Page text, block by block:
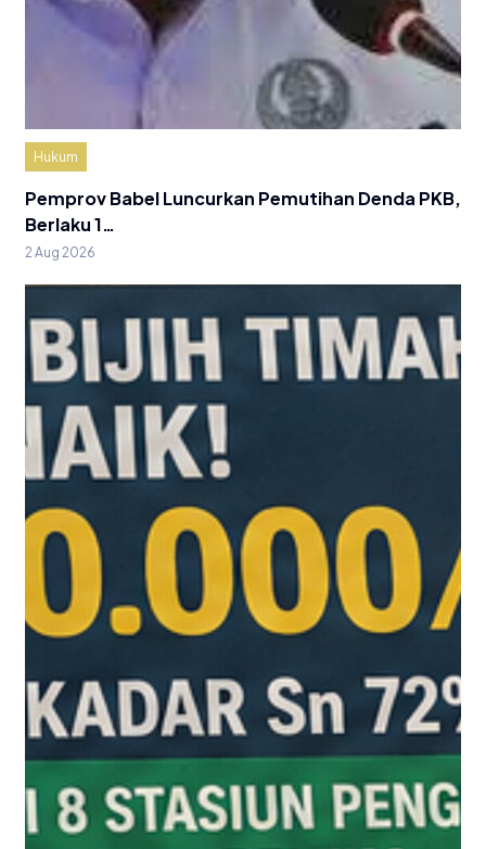
Hukum
Pemprov Babel Luncurkan Pemutihan Denda PKB,
Berlaku 1…
2 Aug 2026